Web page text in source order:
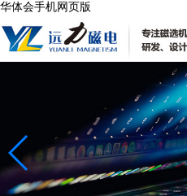
华体会手机网页版